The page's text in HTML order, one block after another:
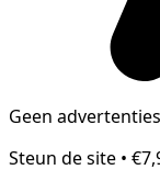
Geen
Steun de site •